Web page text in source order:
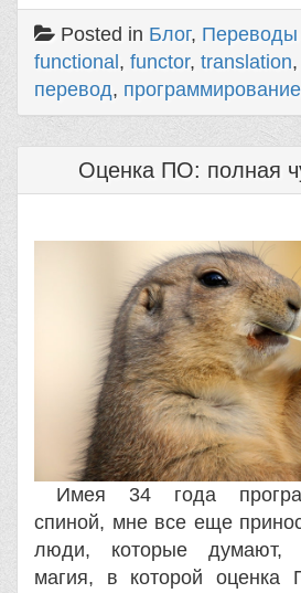
Posted in Блог, Переводы
functional , functor, translation,
перевод, программирование
Оценка ПО: полная
Имея 34 года
спиной, мне все еще
люди, которые думают,
магия, в которой оценка